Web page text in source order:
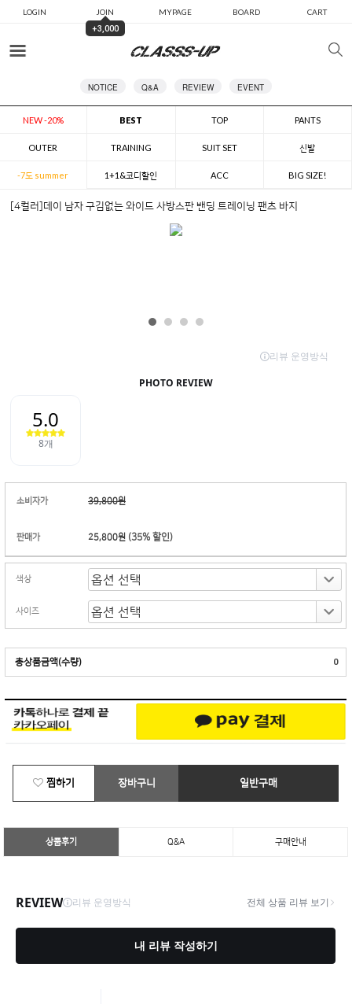
LOGIN JOIN MYPAGE BOARD CART
+3,000
NOTICE Q&A REVIEW EVENT
NEW -20% BEST TOP PANTS
OUTER TRAINING SUIT SET 신발
-7도 summer 1+1&코디할인 ACC BIG SIZE!
[4컬러]데이 남자 구김없는 와이드 사방스판 밴딩 트레이닝 팬츠 바지
소비자가 39,800원
판매가 25,800원 (35% 할인)
색상
사이즈
총상품금액(수량) 0
찜하기 장바구니 일반구매
상품후기 Q&A 구매안내